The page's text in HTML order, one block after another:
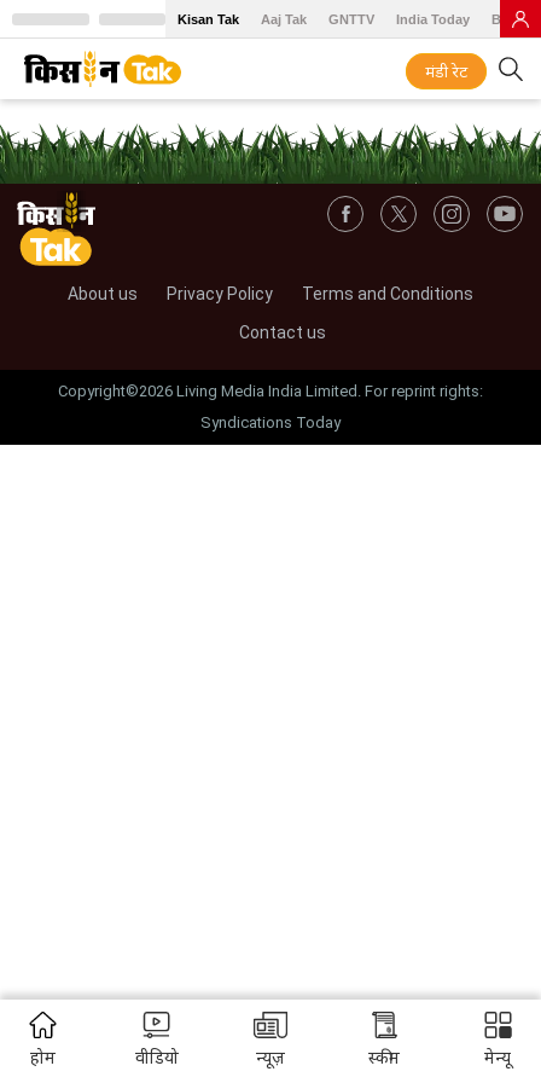
Kisan Tak Aaj Tak GNTTV India Today BT
मंडी रेट
About us Privacy Policy
Terms and Conditions
Contact us
Copyright©2026 Living Media India Limited. For reprint rights:
Syndications Today
होम वीडियो न्यूज़ स्कीम मेन्यू